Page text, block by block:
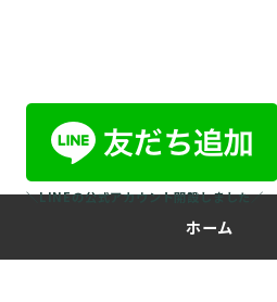
＼LINEの公式アカウント開設しました／
ホーム